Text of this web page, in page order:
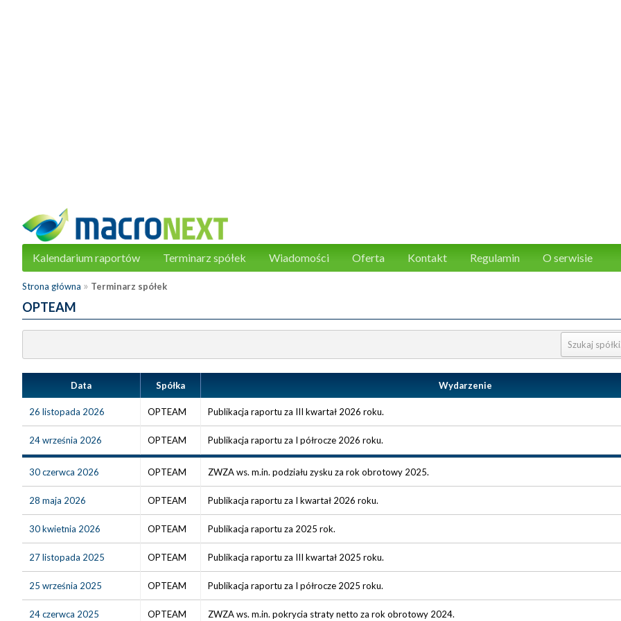
Kalendarium raportów Terminarz spółek Wiadomości Oferta Kontakt Regulamin O serwisie
Strona główna » Terminarz spółek
OPTEAM
Data Spółka Wydarzenie
26 listopada 2026 OPTEAM Publikacja raportu za III kwartał 2026 roku.
24 września 2026 OPTEAM Publikacja raportu za I półrocze 2026 roku.
30 czerwca 2026 OPTEAM ZWZA ws. m.in. podziału zysku za rok obrotowy 2025.
28 maja 2026 OPTEAM Publikacja raportu za I kwartał 2026 roku.
30 kwietnia 2026 OPTEAM Publikacja raportu za 2025 rok.
27 listopada 2025 OPTEAM Publikacja raportu za III kwartał 2025 roku.
25 września 2025 OPTEAM Publikacja raportu za I półrocze 2025 roku.
24 czerwca 2025 OPTEAM ZWZA ws. m.in. pokrycia straty netto za rok obrotowy 2024.